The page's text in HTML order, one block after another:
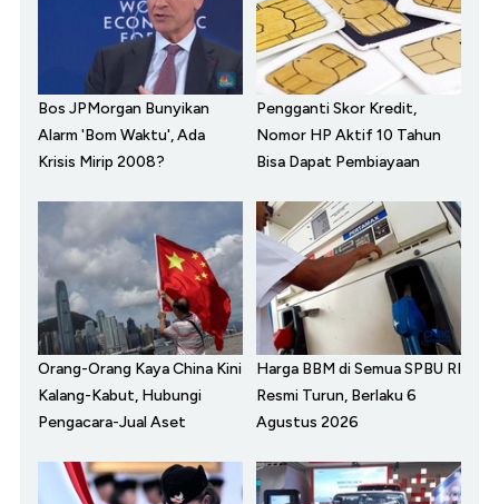
Bos JPMorgan Bunyikan
Alarm 'Bom Waktu', Ada
Krisis Mirip 2008?
Pengganti Skor Kredit,
Nomor HP Aktif 10 Tahun
Bisa Dapat Pembiayaan
Orang-Orang Kaya China Kini
Kalang-Kabut, Hubungi
Pengacara-Jual Aset
Harga BBM di Semua SPBU RI
Resmi Turun, Berlaku 6
Agustus 2026